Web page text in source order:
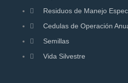
Residuos de Manejo
Cedulas de Operación
Semillas
Vida Silvestre